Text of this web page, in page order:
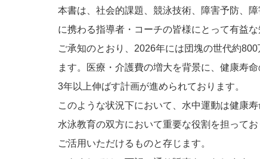
本書は、社会的課題、競泳技術、障害予防、
に携わる指導者・コーチの皆様にとって有益な
ご承知のとおり、2026年には団塊の世代約
ます。医療・介護費の増大を背景に、健康寿
3年以上伸ばす計画が進められております。
このような状況下において、水中運動は健康
水泳教育の双方において重要な役割を担って
ご活用いただけるものと存じます。